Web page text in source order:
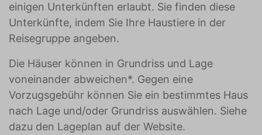
einigen Unterkünften erlaubt. Sie finden diese
Unterkünfte, indem Sie Ihre Haustiere in der
Reisegruppe angeben.
Die Häuser können in Grundriss und Lage
voneinander abweichen*. Gegen eine
Vorzugsgebühr können Sie ein bestimmtes Haus
nach Lage und/oder Grundriss auswählen. Siehe
dazu den Lageplan auf der Website.